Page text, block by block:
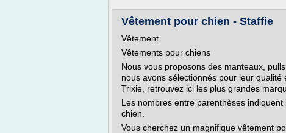
Vêtement pour chien - Staffie
Vêtement
Vêtements pour chiens
Nous vous proposons des manteaux,
nous avons sélectionnés pour leur
Trixie, retrouvez ici les plus grandes
Les nombres entre parenthèses
chien.
Vous cherchez un magnifique vêtement